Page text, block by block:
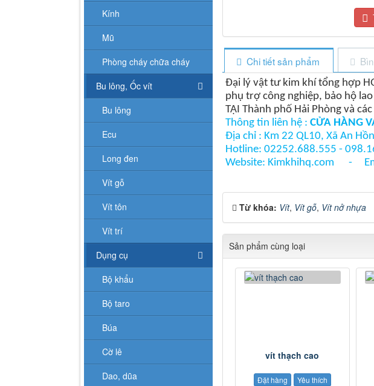
Chi tiết sản phẩm
Đại lý vật tư kim khí tổng hợp
phụ trợ công nghiệp, bảo hộ
TẠI Thành phố Hải Phòng và
Thông tin liên hệ : CỬA HÀNG
Địa chỉ : Km 22 QL10, Xã An
Hotline: 02252.688.555 -
Website: Kimkhihq.com -
Từ khóa: Vít, Vít gỗ, Vít nở nhựa
Sản phẩm cùng loại
vít thạch cao
Đặt hàng Yêu thích
Kính
Mũ
Phòng cháy chữa cháy
Bu lông, Ốc vít
Bu lông
Ecu
Long đen
Vít gỗ
Vít tôn
Vít trí
Dụng cụ
Bộ khẩu
Bộ taro
Búa
Cờ lê
Dao, dũa